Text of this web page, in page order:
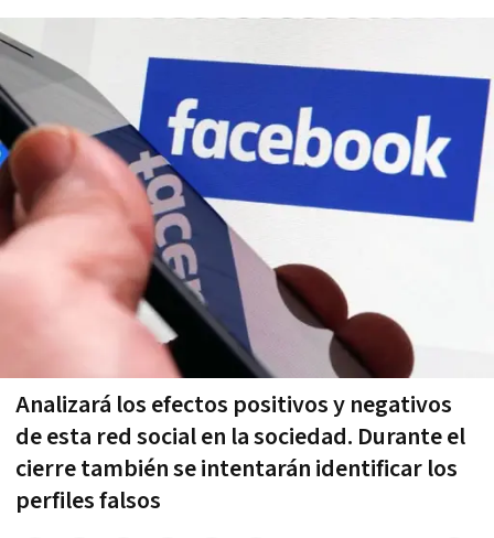
Analizará los efectos positivos y negativos
de esta red social en la sociedad. Durante el
cierre también se intentarán identificar los
perfiles falsos